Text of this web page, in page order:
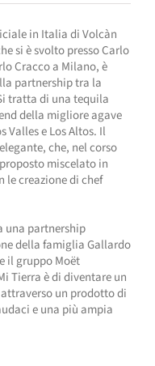
in Italia di Volcàn
si è svolto presso Carlo
Cracco a Milano, è
partnership tra la
tratta di una tequila
della migliore agave
e Los Altos. Il
che, nel corso
miscelato in
creazione di chef
una partnership
della famiglia Gallardo
il gruppo Moët
Tierra è di diventare un
un prodotto di
e una più ampia